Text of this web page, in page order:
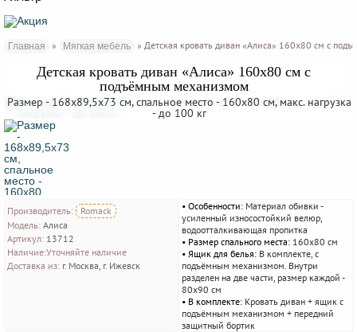
Главная » Мягкая мебель » Детская кровать диван «Алиса» 160х80 см с
Детская кровать диван «Алиса» 160х80 см с
подъёмным механизмом
Размер - 168x89,5x73 см, спальное место - 160x80 см, макс. нагрузка
- до 100 кг
Производитель:
Romack
Модель: Алиса
Артикул: 13712
Наличие:Уточняйте наличие
Доставка из: г. Москва, г. Ижевск
Особенности: Материал обивки -
усиленный износостойкий велюр,
водоотталкивающая пропитка
Размер спального места: 160х80 см
Ящик для белья: В комплекте, с
подъёмным механизмом. Внутри
разделен на две части, размер каждой -
80х90 см
В комплекте: Кровать диван + ящик с
подъёмным механизмом + передний
защитный бортик